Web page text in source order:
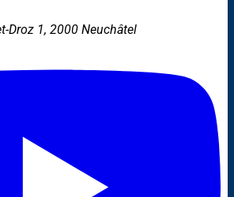
Droz 1, 2000 Neuchâtel